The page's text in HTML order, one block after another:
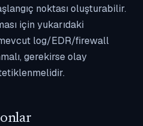
noktası oluşturabilir.
için yukarıdaki
log/EDR/firewall
gerekirse olay